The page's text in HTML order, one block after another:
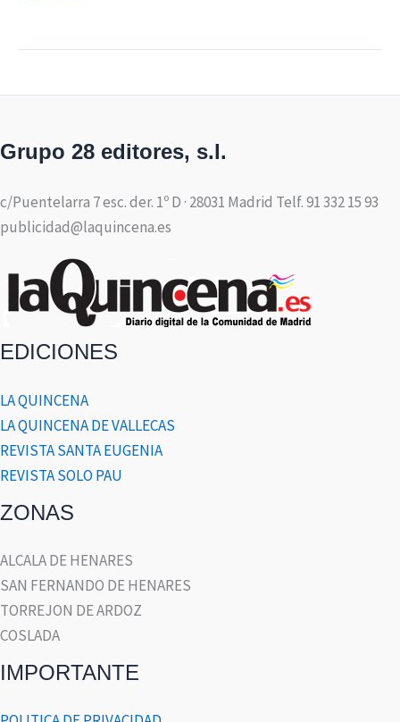
Grupo 28 editores, s.l.
c/Puentelarra 7 esc. der. 1º D · 28031 Madrid Telf. 91 332 15 93
publicidad@laquincena.es
EDICIONES
LA QUINCENA
LA QUINCENA DE VALLECAS
REVISTA SANTA EUGENIA
REVISTA SOLO PAU
ZONAS
ALCALA DE HENARES
SAN FERNANDO DE HENARES
TORREJON DE ARDOZ
COSLADA
IMPORTANTE